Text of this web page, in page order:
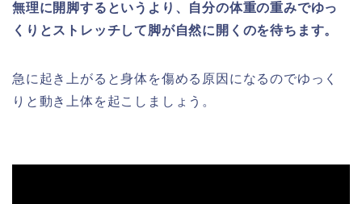
無理に開脚するというより、自分の体重の重みでゆっ
くりとストレッチして脚が自然に開くのを待ちます。
急に起き上がると身体を傷める原因になるのでゆっく
りと動き上体を起こしましょう。